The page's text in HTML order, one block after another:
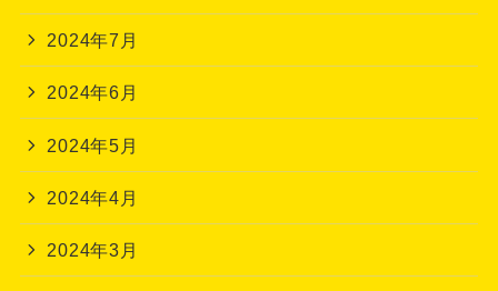
2024年7月
2024年6月
2024年5月
2024年4月
2024年3月